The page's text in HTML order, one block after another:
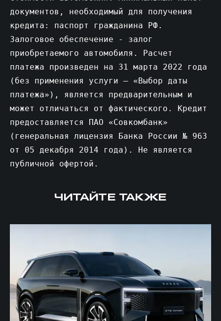
документов, необходимый для получения
кредита: паспорт гражданина РФ.
Залоговое обеспечение - залог
приобретаемого автомобиля. Расчет
платежа произведен на 31 марта 2022 года
(без применения услуги – «Выбор даты
платежа»), является предварительным и
может отличаться от фактического. Кредит
предоставляется ПАО «Совкомбанк»
(генеральная лицензия Банка России № 963
от 05 декабря 2014 года). Не является
публичной офертой.
ЧИТАЙТЕ ТАКЖЕ